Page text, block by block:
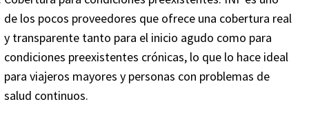
de los pocos proveedores que ofrece una cobertura real
y transparente tanto para el inicio agudo como para
condiciones preexistentes crónicas, lo que lo hace ideal
para viajeros mayores y personas con problemas de
salud continuos.